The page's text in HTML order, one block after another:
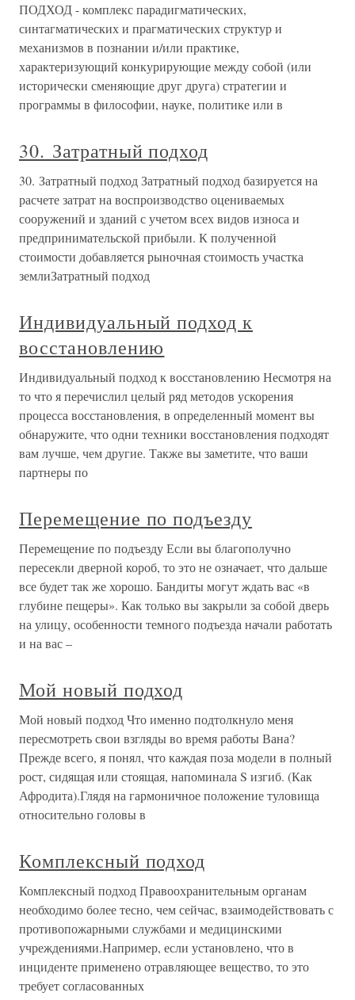
ПОДХОД - комплекс парадигматических,
синтагматических и прагматических структур и
механизмов в познании и/или практике,
характеризующий конкурирующие между собой (или
исторически сменяющие друг друга) стратегии и
программы в философии, науке, политике или в
30. Затратный подход
30. Затратный подход Затратный подход базируется на
расчете затрат на воспроизводство оцениваемых
сооружений и зданий с учетом всех видов износа и
предпринимательской прибыли. К полученной
стоимости добавляется рыночная стоимость участка
землиЗатратный подход
Индивидуальный подход к
восстановлению
Индивидуальный подход к восстановлению Несмотря на
то что я перечислил целый ряд методов ускорения
процесса восстановления, в определенный момент вы
обнаружите, что одни техники восстановления подходят
вам лучше, чем другие. Также вы заметите, что ваши
партнеры по
Перемещение по подъезду
Перемещение по подъезду Если вы благополучно
пересекли дверной короб, то это не означает, что дальше
все будет так же хорошо. Бандиты могут ждать вас «в
глубине пещеры». Как только вы закрыли за собой дверь
на улицу, особенности темного подъезда начали работать
и на вас –
Мой новый подход
Мой новый подход Что именно подтолкнуло меня
пересмотреть свои взгляды во время работы Вана?
Прежде всего, я понял, что каждая поза модели в полный
рост, сидящая или стоящая, напоминала S изгиб. (Как
Афродита).Глядя на гармоничное положение туловища
относительно головы в
Комплексный подход
Комплексный подход Правоохранительным органам
необходимо более тесно, чем сейчас, взаимодействовать с
противопожарными службами и медицинскими
учреждениями.Например, если установлено, что в
инциденте применено отравляющее вещество, то это
требует согласованных